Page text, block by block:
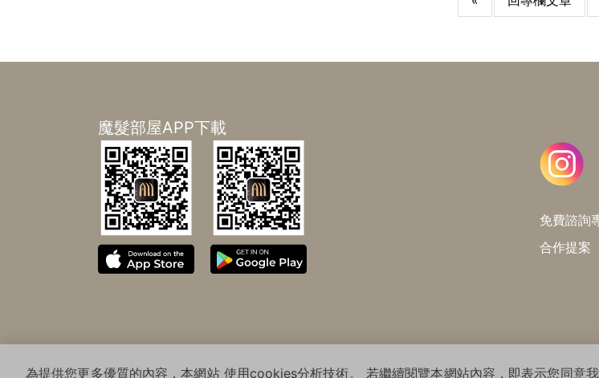
魔髮部屋APP下載
免費諮詢
合作提案
Copyright© 2026 WARMSUN HAIR
為提供您更多優質的內容，本網站 使用cookies分析技術。 若繼續閱覽本網站內容，即表示您同